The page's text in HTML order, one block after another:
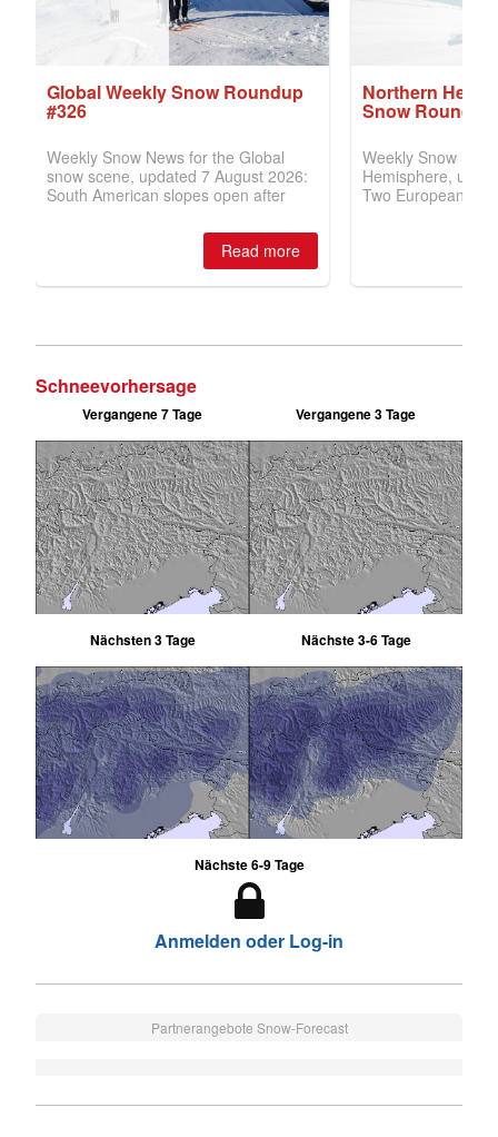
Schneevorhersage
Vergangene 7 Tage Vergangene 3 Tage
Nächsten 3 Tage Nächste 3-6 Tage
Nächste 6-9 Tage
Anmelden oder Log-in
Partnerangebote Snow-Forecast